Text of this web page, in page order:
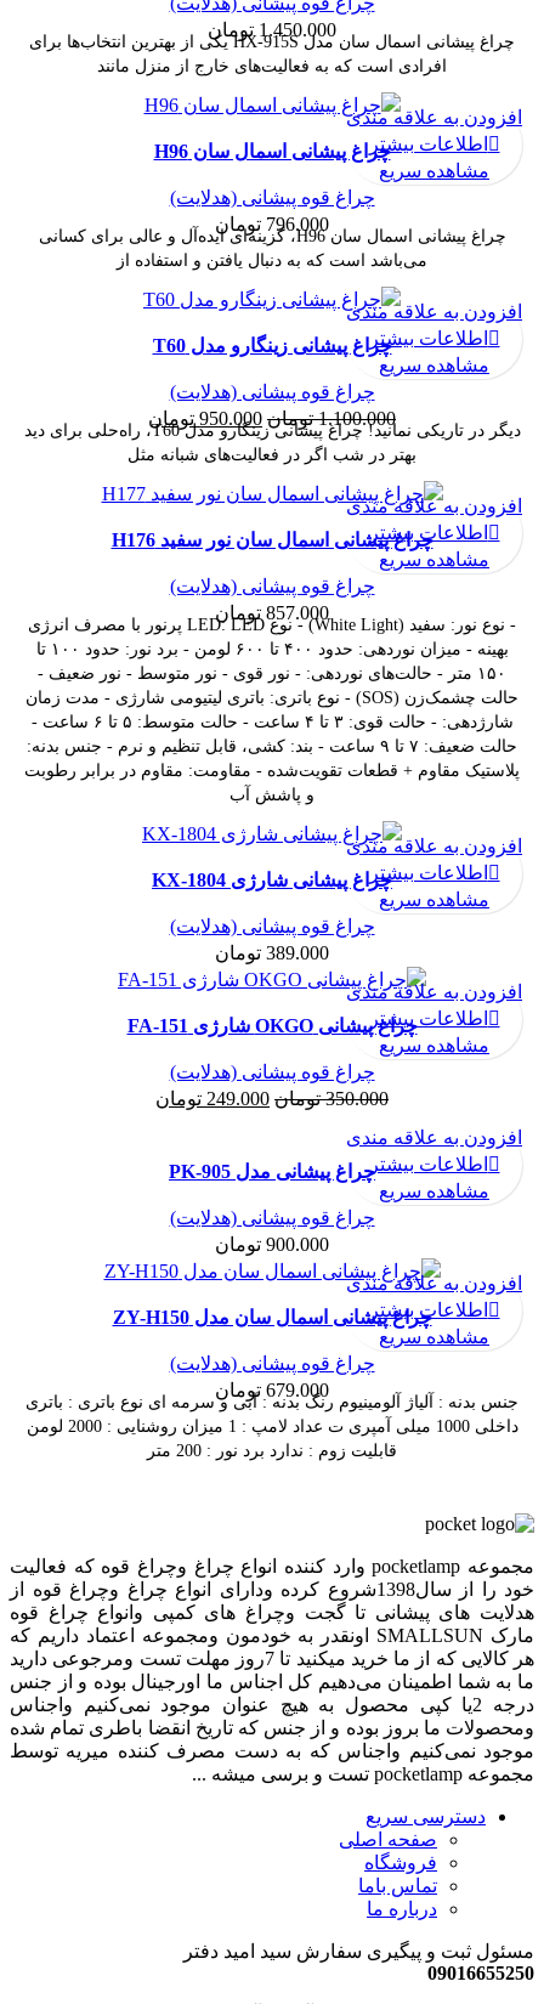
1.450.000 تومان
چراغ پیشانی اسمال سان مدل HX-915S یکی از بهترین انتخاب‌ها برای
افرادی است که به فعالیت‌های خارج از منزل مانند
ناموجود
چراغ پیشانی اسمال سان H96
چراغ قوه پیشانی (هدلایت)
796.000 تومان
چراغ پیشانی اسمال سان H96، گزینه‌ای ایده‌آل و عالی برای کسانی
می‌باشد است که به دنبال یافتن و استفاده از
افزودن به علاقه مندی
اطلاعات بیشتر
مشاهده سریع
-14%
چراغ پیشانی زینگارو مدل T60
چراغ قوه پیشانی (هدلایت)
1.100.000 تومان قیمت
اصلی:
بود.
950.000 تومان قیمت
فعلی:
950.000 تومان.
دیگر در تاریکی نمانید! چراغ پیشانی زینگارو مدل T60، راه‌حلی برای دید
بهتر در شب اگر در فعالیت‌های شبانه مثل
افزودن به علاقه مندی
اطلاعات بیشتر
مشاهده سریع
ناموجود
چراغ پیشانی اسمال سان نور سفید H176
چراغ قوه پیشانی (هدلایت)
857.000 تومان
- نوع نور: سفید (White Light) - نوع LED: LED پرنور با مصرف انرژی
بهینه - میزان نوردهی: حدود ۴۰۰ تا ۶۰۰ لومن - برد نور: حدود ۱۰۰ تا
۱۵۰ متر - حالت‌های نوردهی: - نور قوی - نور متوسط - نور ضعیف -
حالت چشمک‌زن (SOS) - نوع باتری: باتری لیتیومی شارژی - مدت زمان
شارژدهی: - حالت قوی: ۳ تا ۴ ساعت - حالت متوسط: ۵ تا ۶ ساعت -
حالت ضعیف: ۷ تا ۹ ساعت - بند: کشی، قابل تنظیم و نرم - جنس بدنه:
پلاستیک مقاوم + قطعات تقویت‌شده - مقاومت: مقاوم در برابر رطوبت
و پاشش آب
افزودن به علاقه مندی
اطلاعات بیشتر
مشاهده سریع
ناموجود
چراغ پیشانی شارژی KX-1804
چراغ قوه پیشانی (هدلایت)
389.000 تومان
افزودن به علاقه مندی
اطلاعات بیشتر
مشاهده سریع
-29%
چراغ پیشانی OKGO شارژی FA-151
چراغ قوه پیشانی (هدلایت)
350.000 تومان قیمت
بود.
249.000 تومان
افزودن به علاقه مندی
اطلاعات بیشتر
مشاهده سریع
ناموجود
چراغ پیشانی مدل PK-905
چراغ قوه پیشانی (هدلایت)
900.000 تومان
افزودن به علاقه مندی
اطلاعات بیشتر
مشاهده سریع
ناموجود
چراغ پیشانی اسمال سان مدل ZY-H150
چراغ قوه پیشانی (هدلایت)
679.000 تومان
جنس بدنه : آلیاژ آلومینیوم رنگ بدنه : آبی و سرمه ای نوع باتری : باتری
داخلی 1000 میلی آمپری ت عداد لامپ : 1 میزان روشنایی : 2000 لومن
قابلیت زوم : ندارد برد نور : 200 متر
افزودن به علاقه مندی
اطلاعات بیشتر
مشاهده سریع
مجموعه pocketlamp وارد کننده انواع چراغ وچراغ قوه که فعالیت
خود را از سال1398شروع کرده ودارای انواع چراغ وچراغ قوه از
هدلایت های پیشانی تا گجت وچراغ های کمپی وانواع چراغ قوه
مارک SMALLSUN اونقدر به خودمون ومجموعه اعتماد داریم که
هر کالایی که از ما خرید میکنید تا 7روز مهلت تست ومرجوعی دارید
ما به شما اطمینان می‌دهیم کل اجناس ما اورجینال بوده و از جنس
درجه 2یا کپی محصول به هیچ عنوان موجود نمی‌کنیم واجناس
ومحصولات ما بروز بوده و از جنس که تاریخ انقضا باطری تمام شده
موجود نمی‌کنیم واجناس که به دست مصرف کننده میریه توسط
مجموعه pocketlamp تست و برسی میشه ...
دسترسی سریع
صفحه اصلی
فروشگاه
تماس باما
درباره ما
مسئول ثبت و پیگیری سفارش سید امید دفتر
09016655250